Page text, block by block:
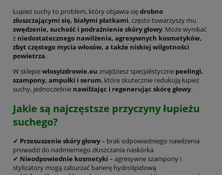
Łupież suchy to problem, który objawia siędrobno
złuszczającymi się, białymi płatkami, często towarzyszy mu
swędzenie, suchość i podrażnienie skóry głowy. Może wynikać
z niedostatecznego nawilżenia, agresywnych kosmetyków,
zbyt częstego mycia włosów, a także niskiej wilgotności
powietrza.
W sklepiewlosyizdrowie.eu znajdziesz specjalistyczne peelingi,
szampony, ampułki i serum, które skutecznie redukują łupież
suchy, jednocześnie nawilżając i regenerując skórę głowy.
Jakie są najczęstsze przyczyny łupieżu
suchego?
✔ Przesuszenie skóry głowy– brak odpowiedniego nawilżenia
prowadzi do nadmiernego złuszczania naskórka
✔ Nieodpowiednie kosmetyki – agresywne szampony i
stylizatory mogą zaburzać barierę hydrolipidową